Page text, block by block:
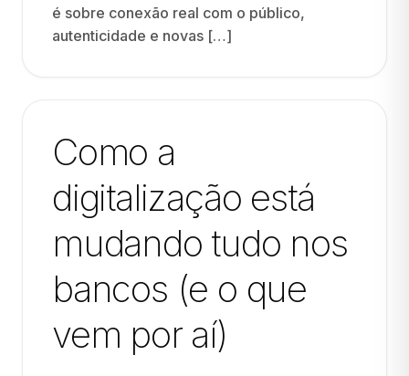
é sobre conexão real com o público,
autenticidade e novas […]
Como a
digitalização está
mudando tudo nos
bancos (e o que
vem por aí)